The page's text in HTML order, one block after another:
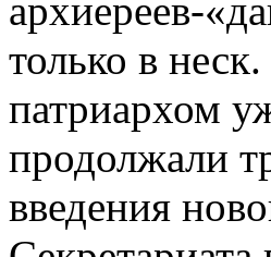
архиереев-
только в
патриархом
продолжали
введения